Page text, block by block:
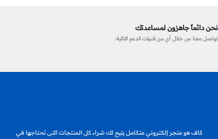
نحن دائماً جاهزون لمساعدتك
تواصل معنا من خلال أي من قنوات الدعم التالية:
كاف هو متجر إلكتروني متكامل يتيح لك شراء كل المنتجات التى تحتاجها في